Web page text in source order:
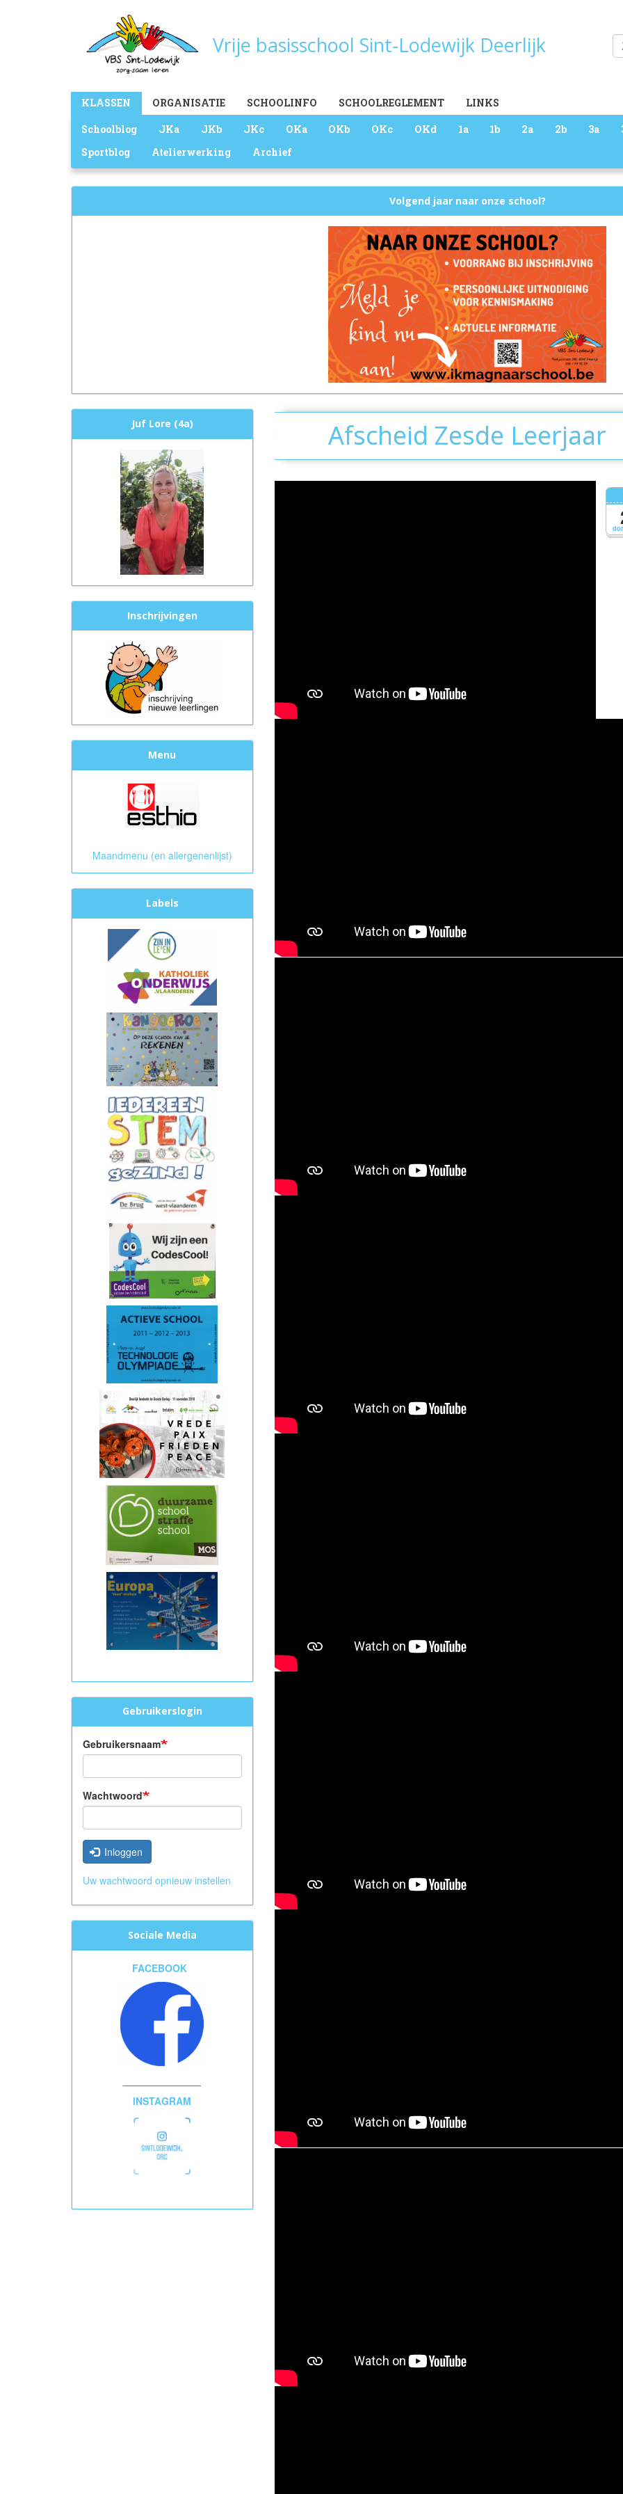
Vrije basisschool Sint-Lodewijk Deerlijk
Main
menu
KLASSEN
Schoolblog JKa JKb JKc OKa OKb OKc OKd 1a 1b 2a 2b 3a
Sportblog
Atelierwerking Archief
ORGANISATIE SCHOOLINFO SCHOOLREGLEMENT LINKS
Zoekveld Volgend jaar naar onze school?
Afscheid Zesde Leerjaar
Juf Lore (4a)
Inschrijvingen
Menu
Maandmenu (en allergenenlijst)
Labels
Gebruikerslogin
Gebruikersnaam
Wachtwoord
Inloggen
Uw wachtwoord opnieuw instellen
Sociale Media
FACEBOOK
INSTAGRAM